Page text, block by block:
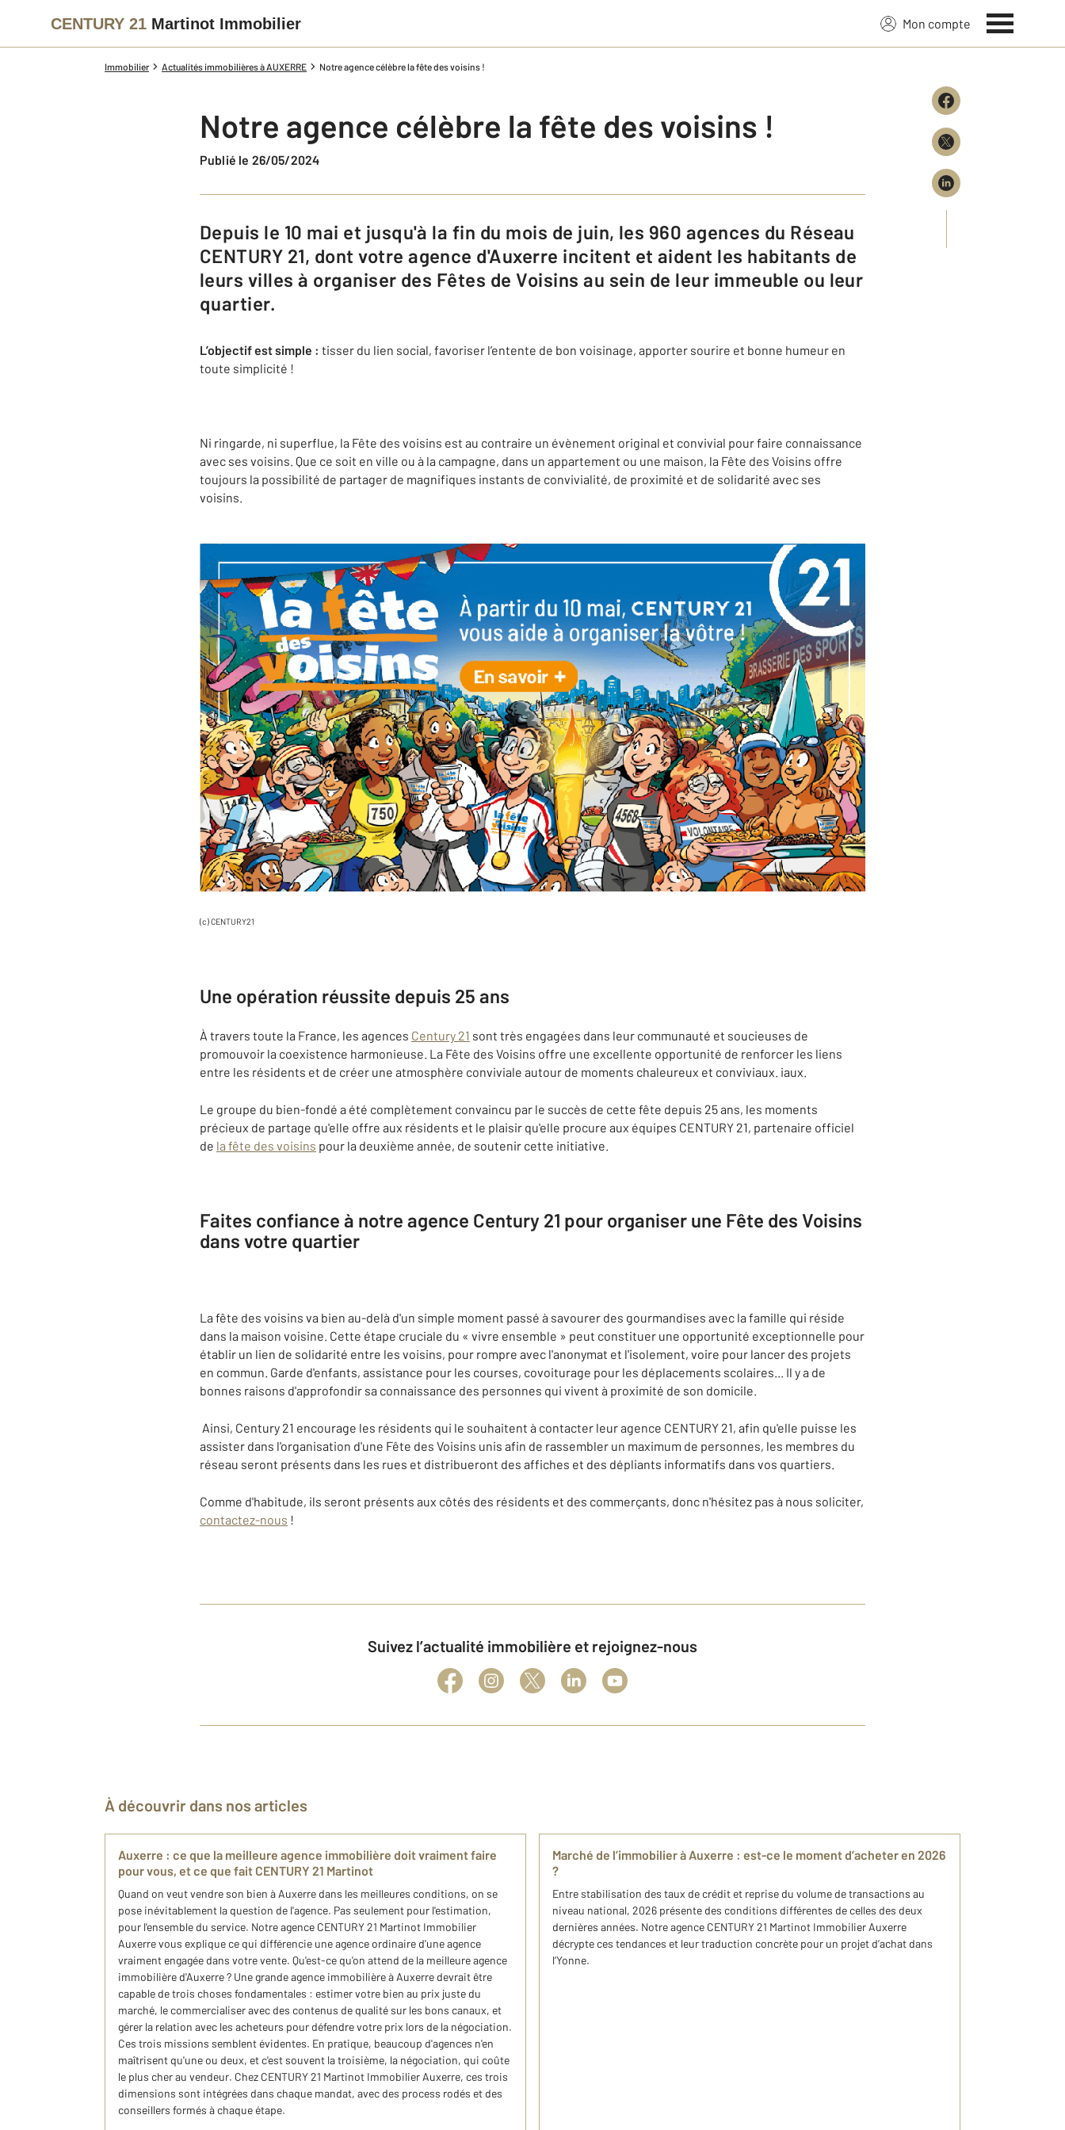
CENTURY 21 Martinot Immobilier Mon compte
Immobilier Actualités immobilières à AUXERRE Notre agence célèbre la fête des voisins !
Notre agence célèbre la fête des voisins !
Publié le 26/05/2024
Depuis le 10 mai et jusqu'à la fin du mois de juin, les 960 agences du Réseau
CENTURY 21, dont votre agence d'Auxerre incitent et aident les habitants de
leurs villes à organiser des Fêtes de Voisins au sein de leur immeuble ou leur
quartier.
L’objectif est simple : tisser du lien social, favoriser l’entente de bon voisinage, apporter sourire et bonne humeur en
toute simplicité !
Ni ringarde, ni superflue, la Fête des voisins est au contraire un évènement original et convivial pour faire connaissance
avec ses voisins. Que ce soit en ville ou à la campagne, dans un appartement ou une maison, la Fête des Voisins offre
toujours la possibilité de partager de magnifiques instants de convivialité, de proximité et de solidarité avec ses
voisins.
(c) CENTURY21
Une opération réussite depuis 25 ans
À travers toute la France, les agences Century 21 sont très engagées dans leur communauté et soucieuses de
promouvoir la coexistence harmonieuse. La Fête des Voisins offre une excellente opportunité de renforcer les liens
entre les résidents et de créer une atmosphère conviviale autour de moments chaleureux et conviviaux. iaux.
Le groupe du bien-fondé a été complètement convaincu par le succès de cette fête depuis 25 ans, les moments
précieux de partage qu'elle offre aux résidents et le plaisir qu'elle procure aux équipes CENTURY 21, partenaire officiel
de la fête des voisins pour la deuxième année, de soutenir cette initiative.
Faites confiance à notre agence Century 21 pour organiser une Fête des Voisins
dans votre quartier
La fête des voisins va bien au-delà d'un simple moment passé à savourer des gourmandises avec la famille qui réside
dans la maison voisine. Cette étape cruciale du « vivre ensemble » peut constituer une opportunité exceptionnelle pour
établir un lien de solidarité entre les voisins, pour rompre avec l'anonymat et l'isolement, voire pour lancer des projets
en commun. Garde d'enfants, assistance pour les courses, covoiturage pour les déplacements scolaires... Il y a de
bonnes raisons d'approfondir sa connaissance des personnes qui vivent à proximité de son domicile.
Ainsi, Century 21 encourage les résidents qui le souhaitent à contacter leur agence CENTURY 21, afin qu'elle puisse les
assister dans l'organisation d'une Fête des Voisins unis afin de rassembler un maximum de personnes, les membres du
réseau seront présents dans les rues et distribueront des affiches et des dépliants informatifs dans vos quartiers.
Comme d'habitude, ils seront présents aux côtés des résidents et des commerçants, donc n'hésitez pas à nous soliciter,
contactez-nous !
Suivez l’actualité immobilière et rejoignez-nous
À découvrir dans nos articles
Auxerre : ce que la meilleure agence immobilière doit vraiment faire
pour vous, et ce que fait CENTURY 21 Martinot
Quand on veut vendre son bien à Auxerre dans les meilleures conditions, on se
pose inévitablement la question de l'agence. Pas seulement pour l'estimation,
pour l'ensemble du service. Notre agence CENTURY 21 Martinot Immobilier
Auxerre vous explique ce qui différencie une agence ordinaire d'une agence
vraiment engagée dans votre vente. Qu'est-ce qu'on attend de la meilleure agence
immobilière d'Auxerre ? Une grande agence immobilière à Auxerre devrait être
capable de trois choses fondamentales : estimer votre bien au prix juste du
marché, le commercialiser avec des contenus de qualité sur les bons canaux, et
gérer la relation avec les acheteurs pour défendre votre prix lors de la négociation.
Ces trois missions semblent évidentes. En pratique, beaucoup d'agences n'en
maîtrisent qu'une ou deux, et c'est souvent la troisième, la négociation, qui coûte
le plus cher au vendeur. Chez CENTURY 21 Martinot Immobilier Auxerre, ces trois
dimensions sont intégrées dans chaque mandat, avec des process rodés et des
conseillers formés à chaque étape.
Marché de l’immobilier à Auxerre : est-ce le moment d’acheter en 2026
?
Entre stabilisation des taux de crédit et reprise du volume de transactions au
niveau national, 2026 présente des conditions différentes de celles des deux
dernières années. Notre agence CENTURY 21 Martinot Immobilier Auxerre
décrypte ces tendances et leur traduction concrète pour un projet d’achat dans
l’Yonne.